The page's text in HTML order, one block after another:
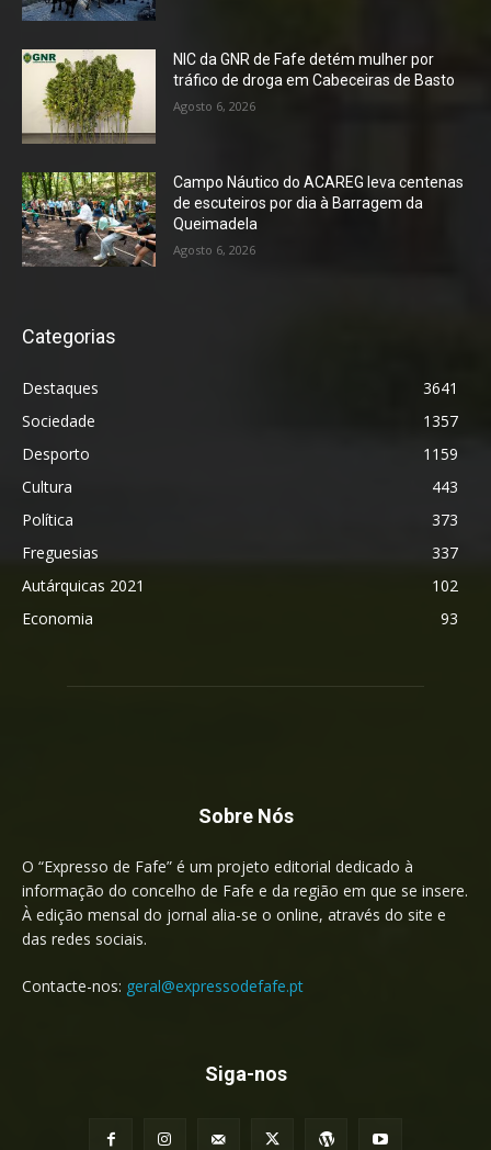
NIC da GNR de Fafe detém mulher por
tráfico de droga em Cabeceiras de Basto
Agosto 6, 2026
Campo Náutico do ACAREG leva centenas
de escuteiros por dia à Barragem da
Queimadela
Agosto 6, 2026
Categorias
Destaques
3641
Sociedade
1357
Desporto
1159
Cultura
443
Política
373
Freguesias
337
Autárquicas 2021
102
Economia
93
Sobre Nós
O “Expresso de Fafe” é um projeto editorial dedicado à
informação do concelho de Fafe e da região em que se insere.
À edição mensal do jornal alia-se o online, através do site e
das redes sociais.
Contacte-nos: geral@expressodefafe.pt
Siga-nos